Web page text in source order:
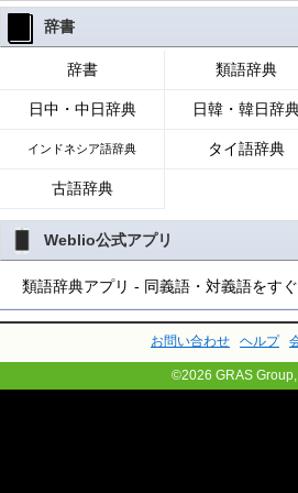
辞書
辞書 類語辞典
日中・中日辞典 日韓・韓日辞
インドネシア語辞典 タイ語辞典
古語辞典
Weblio公式アプリ
類語辞典アプリ - 同義語・対義語をす
お問い合わせ ヘルプ
©2026 GRAS